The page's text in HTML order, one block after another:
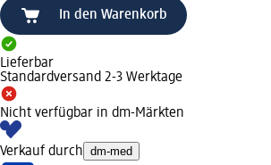
In den Warenkorb
Lieferbar
Standardversand 2-3 Werktage
Nicht verfügbar in dm-Märkten
Verkauf durch dm-med